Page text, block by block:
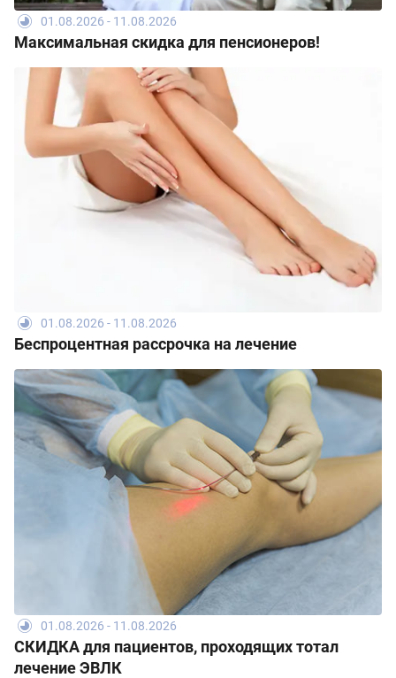
01.08.2026 - 11.08.2026
Максимальная скидка для пенсионеров!
01.08.2026 - 11.08.2026
Беспроцентная рассрочка на лечение
01.08.2026 - 11.08.2026
СКИДКА для пациентов, проходящих тотал
лечение ЭВЛК